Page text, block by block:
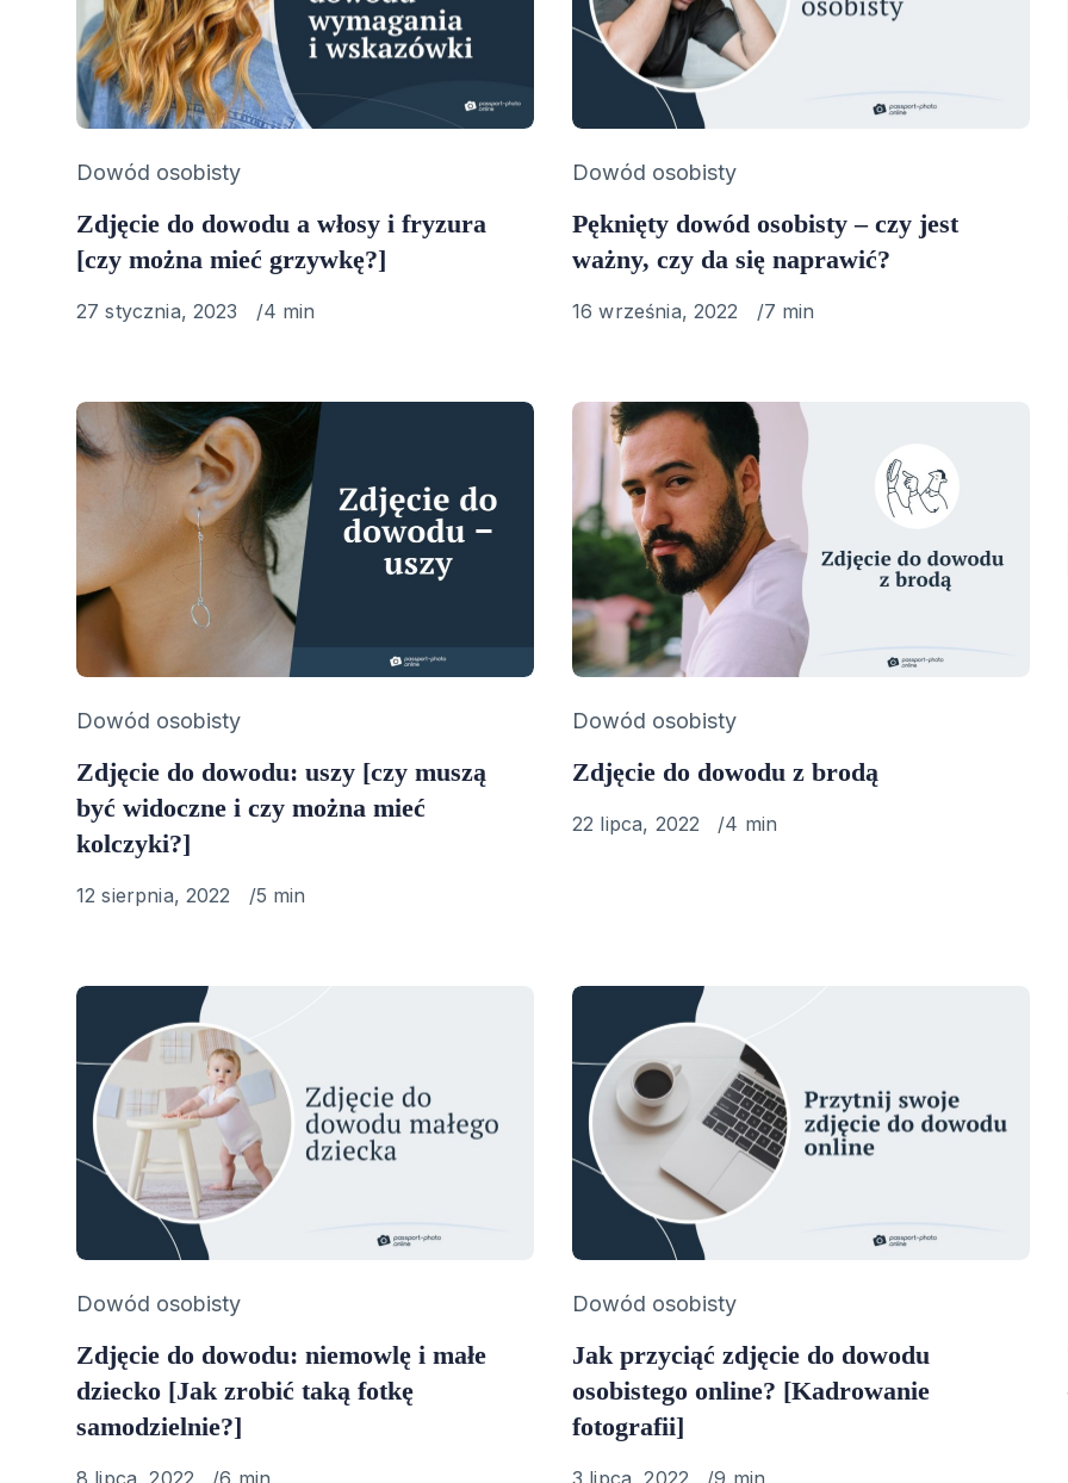
Category
Dowód osobisty
Zdjęcie do dowodu a włosy i fryzura
[czy można mieć grzywkę?]
Published
27 stycznia, 2023 4 min
Category
Dowód osobisty
Pęknięty dowód osobisty – czy jest
ważny, czy da się naprawić?
Published
16 września, 2022 7 min
Category
Dowód osobisty
Zdjęcie do dowodu: uszy [czy muszą
być widoczne i czy można mieć
kolczyki?]
Published
12 sierpnia, 2022 5 min
Category
Dowód osobisty
Zdjęcie do dowodu z brodą
Published
22 lipca, 2022 4 min
Category
Dowód osobisty
Zdjęcie do dowodu: niemowlę i małe
dziecko [Jak zrobić taką fotkę
samodzielnie?]
Published
8 lipca, 2022 6 min
Category
Dowód osobisty
Jak przyciąć zdjęcie do dowodu
osobistego online? [Kadrowanie
fotografii]
Published
3 lipca, 2022 9 min